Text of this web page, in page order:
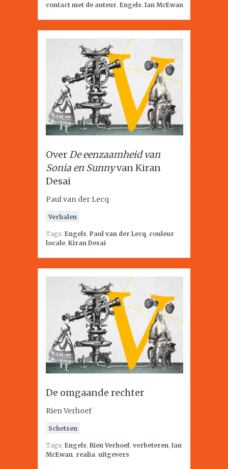
contact met de auteur, Engels, Ian McEwan
OverDe eenzaamheid van
Sonia en Sunnyvan Kiran
Desai
Paul van der Lecq
Verhalen
Tags: Engels, Paul van der Lecq, couleur
locale, Kiran Desai
De omgaande rechter
Rien Verhoef
Schetsen
Tags: Engels, Rien Verhoef, verbeteren, Ian
McEwan, realia, uitgevers